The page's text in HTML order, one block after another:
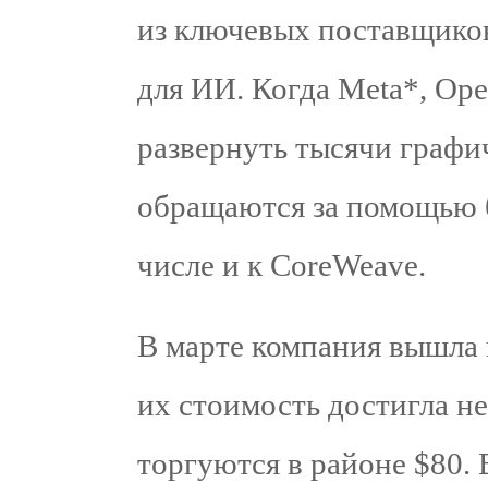
из ключевых
для ИИ. Когда Meta*,
развернуть тысячи
обращаются за помощью
числе и к CoreWeave.
В марте компания
их стоимость достигла
торгуются в районе